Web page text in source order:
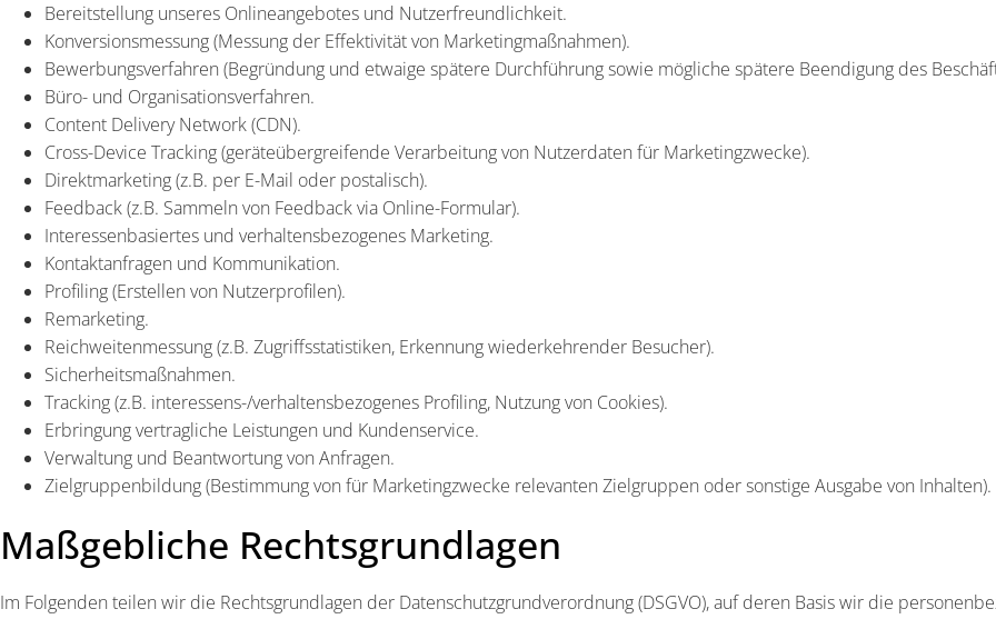
Bereitstellung unseres Onlineangebotes und Nutzerfreundlichkeit.
Konversionsmessung (Messung der Effektivität von Marketingmaßnahmen).
Bewerbungsverfahren (Begründung und etwaige spätere Durchführung sowie mögliche spätere Beendigung des
Büro- und Organisationsverfahren.
Content Delivery Network (CDN).
Cross-Device Tracking (geräteübergreifende Verarbeitung von Nutzerdaten für Marketingzwecke).
Direktmarketing (z.B. per E-Mail oder postalisch).
Feedback (z.B. Sammeln von Feedback via Online-Formular).
Interessenbasiertes und verhaltensbezogenes Marketing.
Kontaktanfragen und Kommunikation.
Profiling (Erstellen von Nutzerprofilen).
Remarketing.
Reichweitenmessung (z.B. Zugriffsstatistiken, Erkennung wiederkehrender Besucher).
Sicherheitsmaßnahmen.
Tracking (z.B. interessens-/verhaltensbezogenes Profiling, Nutzung von Cookies).
Erbringung vertragliche Leistungen und Kundenservice.
Verwaltung und Beantwortung von Anfragen.
Zielgruppenbildung (Bestimmung von für Marketingzwecke relevanten Zielgruppen oder sonstige Ausgabe von Inhalten).
Maßgebliche Rechtsgrundlagen
Im Folgenden teilen wir die Rechtsgrundlagen der Datenschutzgrundverordnung (DSGVO), auf deren Basis wir die